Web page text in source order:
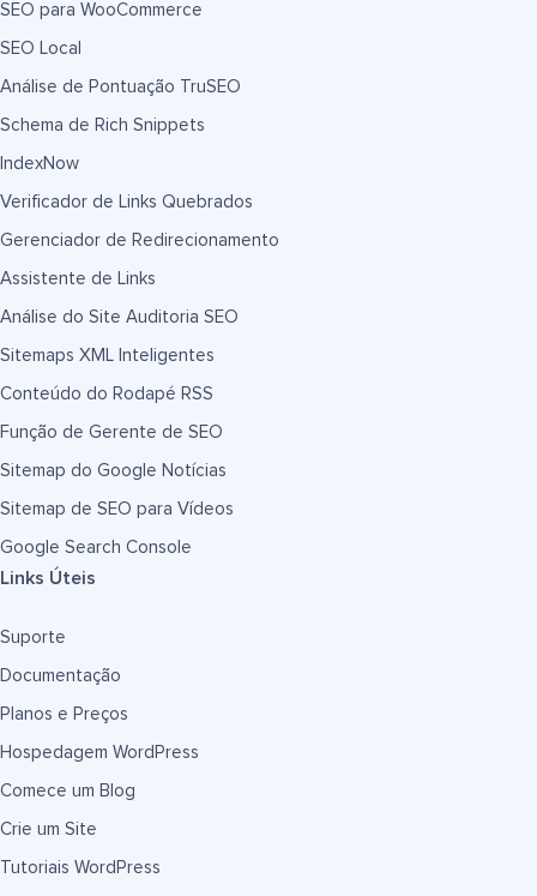
SEO para WooCommerce
SEO Local
Análise de Pontuação TruSEO
Schema de Rich Snippets
IndexNow
Verificador de Links Quebrados
Gerenciador de Redirecionamento
Assistente de Links
Análise do Site Auditoria SEO
Sitemaps XML Inteligentes
Conteúdo do Rodapé RSS
Função de Gerente de SEO
Sitemap do Google Notícias
Sitemap de SEO para Vídeos
Google Search Console
Links Úteis
Suporte
Documentação
Planos e Preços
Hospedagem WordPress
Comece um Blog
Crie um Site
Tutoriais WordPress